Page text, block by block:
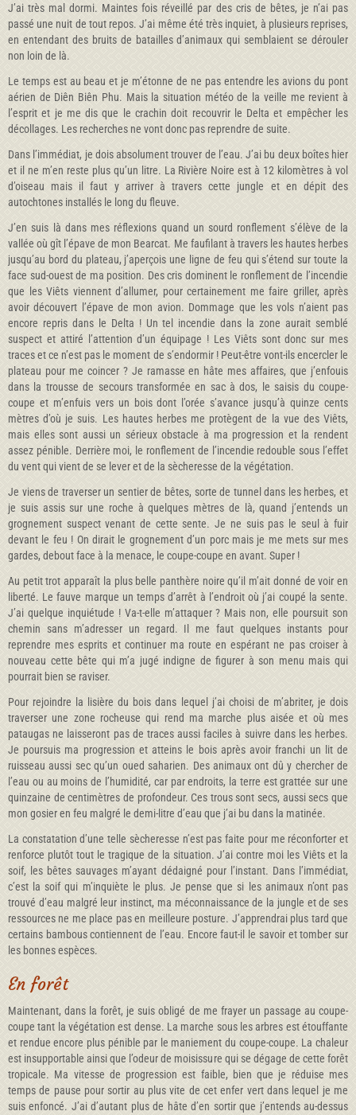
J’ai très mal dormi. Maintes fois réveillé par des cris de bêtes, je n’ai pas
passé une nuit de tout repos. J’ai même été très inquiet, à plusieurs reprises,
en entendant des bruits de batailles d’animaux qui semblaient se dérouler
non loin de là.
Le temps est au beau et je m’étonne de ne pas entendre les avions du pont
aérien de Diên Biên Phu. Mais la situation météo de la veille me revient à
l’esprit et je me dis que le crachin doit recouvrir le Delta et empêcher les
décollages. Les recherches ne vont donc pas reprendre de suite.
Dans l’immédiat, je dois absolument trouver de l’eau. J’ai bu deux boîtes hier
et il ne m’en reste plus qu’un litre. La Rivière Noire est à 12 kilomètres à vol
d’oiseau mais il faut y arriver à travers cette jungle et en dépit des
autochtones installés le long du fleuve.
J’en suis là dans mes réflexions quand un sourd ronflement s’élève de la
vallée où gît l’épave de mon Bearcat. Me faufilant à travers les hautes herbes
jusqu’au bord du plateau, j’aperçois une ligne de feu qui s’étend sur toute la
face sud-ouest de ma position. Des cris dominent le ronflement de l’incendie
que les Viêts viennent d’allumer, pour certainement me faire griller, après
avoir découvert l’épave de mon avion. Dommage que les vols n’aient pas
encore repris dans le Delta ! Un tel incendie dans la zone aurait semblé
suspect et attiré l’attention d’un équipage ! Les Viêts sont donc sur mes
traces et ce n’est pas le moment de s’endormir ! Peut-être vont-ils encercler le
plateau pour me coincer ? Je ramasse en hâte mes affaires, que j’enfouis
dans la trousse de secours transformée en sac à dos, le saisis du coupe-
coupe et m’enfuis vers un bois dont l’orée s’avance jusqu’à quinze cents
mètres d’où je suis. Les hautes herbes me protègent de la vue des Viêts,
mais elles sont aussi un sérieux obstacle à ma progression et la rendent
assez pénible. Derrière moi, le ronflement de l’incendie redouble sous l’effet
du vent qui vient de se lever et de la sècheresse de la végétation.
Je viens de traverser un sentier de bêtes, sorte de tunnel dans les herbes, et
je suis assis sur une roche à quelques mètres de là, quand j’entends un
grognement suspect venant de cette sente. Je ne suis pas le seul à fuir
devant le feu ! On dirait le grognement d’un porc mais je me mets sur mes
gardes, debout face à la menace, le coupe-coupe en avant. Super !
Au petit trot apparaît la plus belle panthère noire qu’il m’ait donné de voir en
liberté. Le fauve marque un temps d’arrêt à l’endroit où j’ai coupé la sente.
J’ai quelque inquiétude ! Va-t-elle m’attaquer ? Mais non, elle poursuit son
chemin sans m’adresser un regard. Il me faut quelques instants pour
reprendre mes esprits et continuer ma route en espérant ne pas croiser à
nouveau cette bête qui m’a jugé indigne de figurer à son menu mais qui
pourrait bien se raviser.
Pour rejoindre la lisière du bois dans lequel j’ai choisi de m’abriter, je dois
traverser une zone rocheuse qui rend ma marche plus aisée et où mes
pataugas ne laisseront pas de traces aussi faciles à suivre dans les herbes.
Je poursuis ma progression et atteins le bois après avoir franchi un lit de
ruisseau aussi sec qu’un oued saharien. Des animaux ont dû y chercher de
l’eau ou au moins de l’humidité, car par endroits, la terre est grattée sur une
quinzaine de centimètres de profondeur. Ces trous sont secs, aussi secs que
mon gosier en feu malgré le demi-litre d’eau que j’ai bu dans la matinée.
La constatation d’une telle sècheresse n’est pas faite pour me réconforter et
renforce plutôt tout le tragique de la situation. J’ai contre moi les Viêts et la
soif, les bêtes sauvages m’ayant dédaigné pour l’instant. Dans l’immédiat,
c’est la soif qui m’inquiète le plus. Je pense que si les animaux n’ont pas
trouvé d’eau malgré leur instinct, ma méconnaissance de la jungle et de ses
ressources ne me place pas en meilleure posture. J’apprendrai plus tard que
certains bambous contiennent de l’eau. Encore faut-il le savoir et tomber sur
les bonnes espèces.
En forêt
Maintenant, dans la forêt, je suis obligé de me frayer un passage au coupe-
coupe tant la végétation est dense. La marche sous les arbres est étouffante
et rendue encore plus pénible par le maniement du coupe-coupe. La chaleur
est insupportable ainsi que l’odeur de moisissure qui se dégage de cette forêt
tropicale. Ma vitesse de progression est faible, bien que je réduise mes
temps de pause pour sortir au plus vite de cet enfer vert dans lequel je me
suis enfoncé. J’ai d’autant plus de hâte d’en sortir que j’entends au-dessus